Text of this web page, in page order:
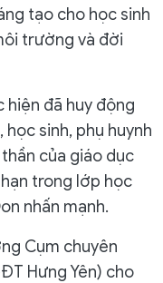
tạo cho học sinh
trường và đời
hiện đã huy động
sinh, phụ huynh
của giáo dục
trong lớp học
nhấn mạnh.
Cụm chuyên
Hưng Yên) cho